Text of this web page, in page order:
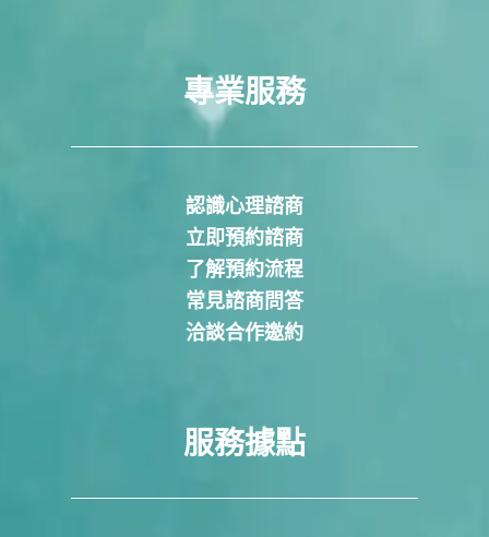
專業服務
認識心理諮商
立即預約諮商
了解預約流程
常見諮商問答
洽談合作邀約
服務據點